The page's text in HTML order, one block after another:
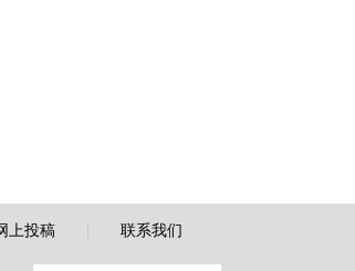
上投稿| 联系我们